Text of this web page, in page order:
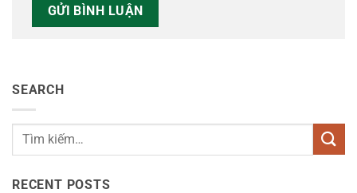
SEARCH
RECENT POSTS